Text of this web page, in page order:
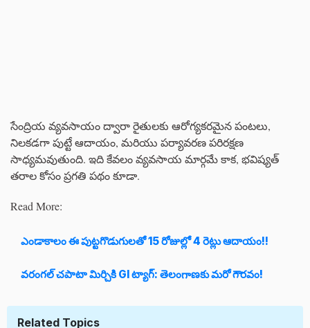
సేంద్రియ వ్యవసాయం ద్వారా రైతులకు ఆరోగ్యకరమైన పంటలు,
నిలకడగా పుట్టే ఆదాయం, మరియు పర్యావరణ పరిరక్షణ
సాధ్యమవుతుంది. ఇది కేవలం వ్యవసాయ మార్గమే కాక, భవిష్యత్‌
తరాల కోసం ప్రగతి పథం కూడా.
Read More:
ఎండాకాలం ఈ పుట్టగొడుగులతో 15 రోజుల్లో 4 రెట్లు ఆదాయం!!
వరంగల్ చపాటా మిర్చికి GI ట్యాగ్: తెలంగాణకు మరో గౌరవం!
Related Topics